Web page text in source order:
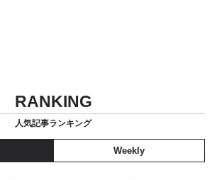
RANKING
人気記事ランキング
Weekly